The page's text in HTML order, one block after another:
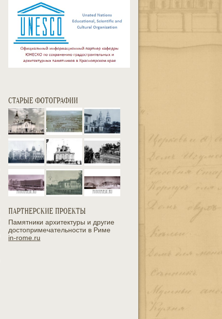
СТАРЫЕ ФОТОГРАФИИ
ПАРТНЕРСКИЕ ПРОЕКТЫ
Памятники архитектуры и другие
достопримечательности в Риме
in-rome.ru